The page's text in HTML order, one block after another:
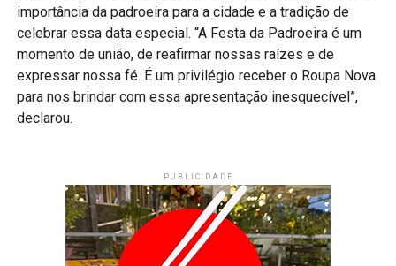
importância da padroeira para a cidade e a tradição de
celebrar essa data especial. “A Festa da Padroeira é um
momento de união, de reafirmar nossas raízes e de
expressar nossa fé. É um privilégio receber o Roupa Nova
para nos brindar com essa apresentação inesquecível”,
declarou.
PUBLICIDADE